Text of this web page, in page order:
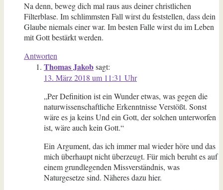
Na denn, beweg dich mal raus aus deiner christlichen
Filterblase. Im schlimmsten Fall wirst du feststellen, dass dein
Glaube niemals einer war. Im besten Falle wirst du im Leben
mit Gott bestärkt werden.
Antworten
Thomas Jakobsagt:
13. März 2018 um 11:31 Uhr
„Per Definition ist ein Wunder etwas, was gegen die
naturwissenschaftliche Erkenntnisse Verstößt. Sonst
wäre es ja keins Und ein Gott, der solchen unterworfen
ist, wäre auch kein Gott.“
Ein Argument, das ich immer mal wieder höre und das
mich überhaupt nicht überzeugt. Für mich beruht es auf
einem grundlegenden Missverständnis, was
Naturgesetze sind. Näheres dazu hier.